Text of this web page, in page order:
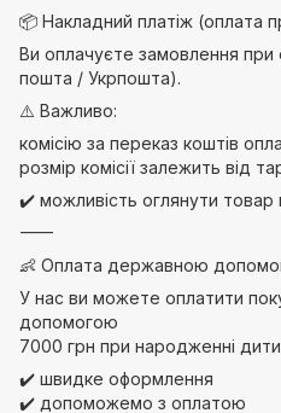
📦 Накладний платіж (оплата
Ви оплачуєте замовлення при
пошта / Укрпошта).
⚠️ Важливо:
комісію за переказ коштів
розмір комісії залежить від
✔️ можливість оглянути
⸻
👶 Оплата державною
У нас ви можете оплатити
допомогою
7000 грн при народженні
✔️ швидке оформлення
✔️ допоможемо з оплатою